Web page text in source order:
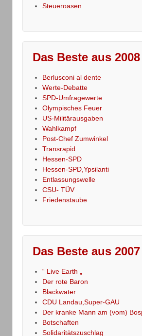
Steueroasen
Das Beste aus 2008
Berlusconi al dente
Werte-Debatte
SPD-Umfragewerte
Olympisches Feuer
US-Militärausgaben
Wahlkampf
Post-Chef Zumwinkel
Transrapid
Hessen-SPD
Hessen-SPD,Ypsilanti
Entlassungswelle
CSU- TÜV
Friedenstaube
Das Beste aus 2007
“ Live Earth „
Der rote Baron
Blackwater
CDU Landau,Super-GAU
Der kranke Mann am (vom)
Botschaften
Solidaritätszuschlag